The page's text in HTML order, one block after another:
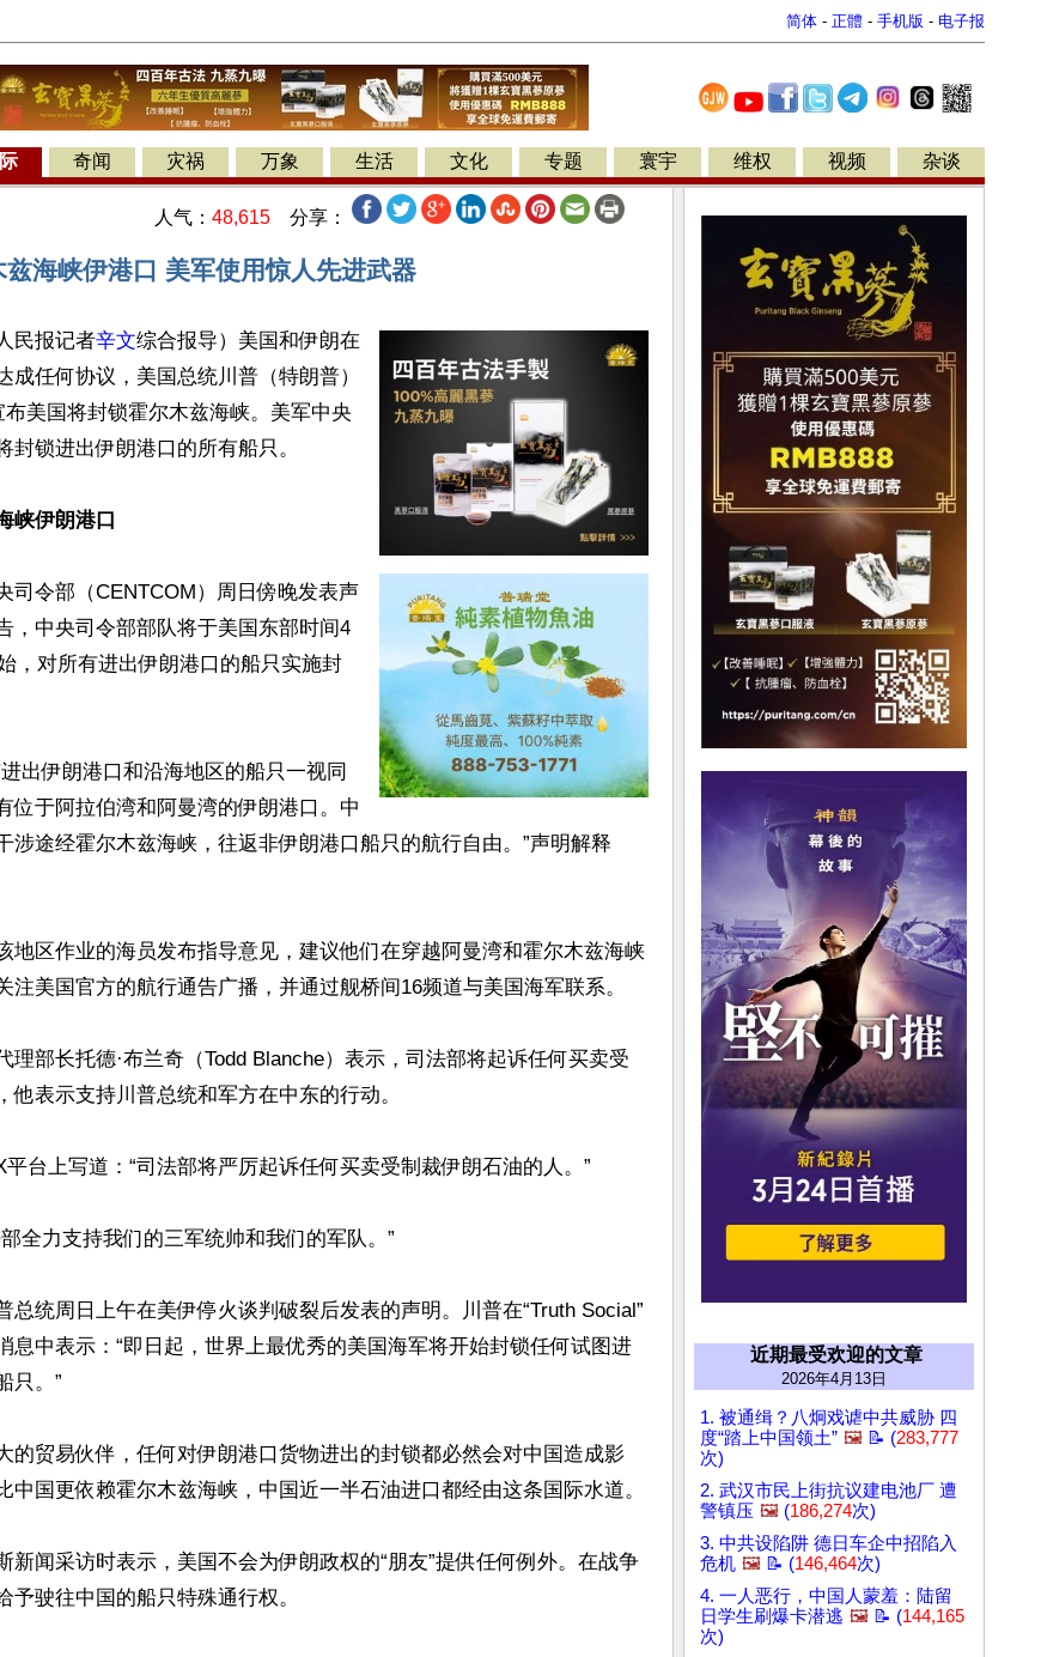
简体 - 正體 - 手机版 - 电子报
奇闻 灾祸 万象 生活 文化 专题 寰宇 维权 视频 杂谈
人气： 48,615 分享：
海峡伊港口 美军使用惊人先进武器
民报记者辛文综合报导）美国和伊朗在
成任何协议，美国总统川普（特朗普）
布美国将封锁霍尔木兹海峡。美军中央
封锁进出伊朗港口的所有船只。
峡伊朗港口
司令部（CENTCOM）周日傍晚发表声
，中央司令部部队将于美国东部时间4
，对所有进出伊朗港口的船只实施封
出伊朗港口和沿海地区的船只一视同
位于阿拉伯湾和阿曼湾的伊朗港口。中
涉途经霍尔木兹海峡，往返非伊朗港口船只的航行自由。”声明解释
地区作业的海员发布指导意见，建议他们在穿越阿曼湾和霍尔木兹海峡
注美国官方的航行通告广播，并通过舰桥间16频道与美国海军联系。
理部长托德·布兰奇（Todd Blanche）表示，司法部将起诉任何买卖受
他表示支持川普总统和军方在中东的行动。
台上写道：“司法部将严厉起诉任何买卖受制裁伊朗石油的人。”
全力支持我们的三军统帅和我们的军队。”
总统周日上午在美伊停火谈判破裂后发表的声明。川普在“Truth Social”
息中表示：“即日起，世界上最优秀的美国海军将开始封锁任何试图进
只。”
的贸易伙伴，任何对伊朗港口货物进出的封锁都必然会对中国造成影
中国更依赖霍尔木兹海峡，中国近一半石油进口都经由这条国际水道。
新闻采访时表示，美国不会为伊朗政权的“朋友”提供任何例外。在战争
予驶往中国的船只特殊通行权。
近期最受欢迎的文章
2026年4月13日
1. 被通缉？八炯戏谑中共威胁 四
度“踏上中国领土” 🖼️ 📝 (283,777
次)
2. 武汉市民上街抗议建电池厂 遭
警镇压 🖼️ (186,274次)
3. 中共设陷阱 德日车企中招陷入
危机 🖼️ 📝 (146,464次)
4. 一人恶行，中国人蒙羞：陆留
日学生刷爆卡潜逃 🖼️ 📝 (144,165
次)